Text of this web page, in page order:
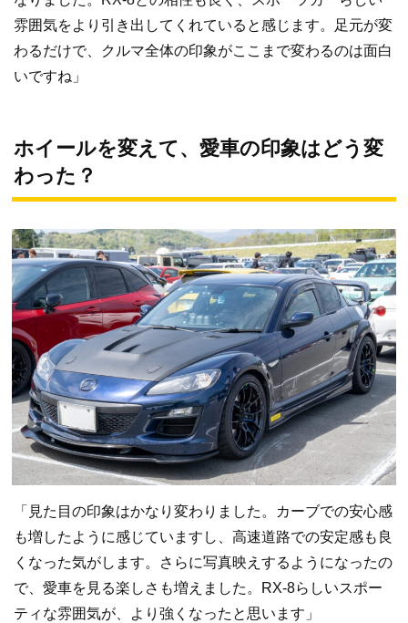
雰囲気をより引き出してくれていると感じます。足元が変
わるだけで、クルマ全体の印象がここまで変わるのは面白
いですね」
ホイールを変えて、愛車の印象はどう変
わった？
「見た目の印象はかなり変わりました。カーブでの安心感
も増したように感じていますし、高速道路での安定感も良
くなった気がします。さらに写真映えするようになったの
で、愛車を見る楽しさも増えました。RX-8らしいスポー
ティな雰囲気が、より強くなったと思います」